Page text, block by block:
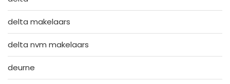
delta makelaars
delta nvm makelaars
deurne